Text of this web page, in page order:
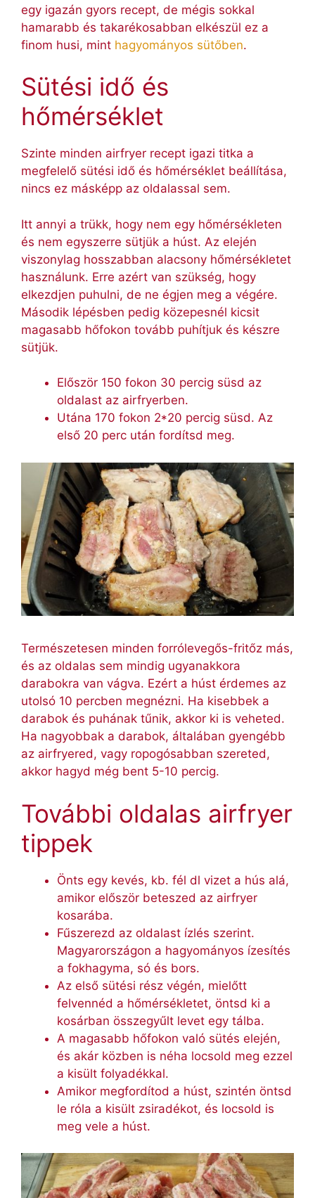
egy igazán gyors recept, de mégis sokkal
hamarabb és takarékosabban elkészül ez a
finom husi, mint hagyományos sütőben.
Sütési idő és
hőmérséklet
Szinte minden airfryer recept igazi titka a
megfelelő sütési idő és hőmérséklet beállítása,
nincs ez másképp az oldalassal sem.
Itt annyi a trükk, hogy nem egy hőmérsékleten
és nem egyszerre sütjük a húst. Az elején
viszonylag hosszabban alacsony hőmérsékletet
használunk. Erre azért van szükség, hogy
elkezdjen puhulni, de ne égjen meg a végére.
Második lépésben pedig közepesnél kicsit
magasabb hőfokon tovább puhítjuk és készre
sütjük.
Először 150 fokon 30 percig süsd az
oldalast az airfryerben.
Utána 170 fokon 2*20 percig süsd. Az
első 20 perc után fordítsd meg.
Természetesen minden forrólevegős-fritőz más,
és az oldalas sem mindig ugyanakkora
darabokra van vágva. Ezért a húst érdemes az
utolsó 10 percben megnézni. Ha kisebbek a
darabok és puhának tűnik, akkor ki is veheted.
Ha nagyobbak a darabok, általában gyengébb
az airfryered, vagy ropogósabban szereted,
akkor hagyd még bent 5-10 percig.
További oldalas airfryer
tippek
Önts egy kevés, kb. fél dl vizet a hús alá,
amikor először beteszed az airfryer
kosarába.
Fűszerezd az oldalast ízlés szerint.
Magyarországon a hagyományos ízesítés
a fokhagyma, só és bors.
Az első sütési rész végén, mielőtt
felvennéd a hőmérsékletet, öntsd ki a
kosárban összegyűlt levet egy tálba.
A magasabb hőfokon való sütés elején,
és akár közben is néha locsold meg ezzel
a kisült folyadékkal.
Amikor megfordítod a húst, szintén öntsd
le róla a kisült zsiradékot, és locsold is
meg vele a húst.